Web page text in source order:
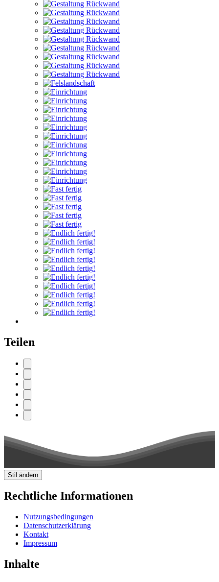
Teilen
Stil ändern
Rechtliche Informationen
Nutzungsbedingungen
Datenschutzerklärung
Kontakt
Impressum
Inhalte